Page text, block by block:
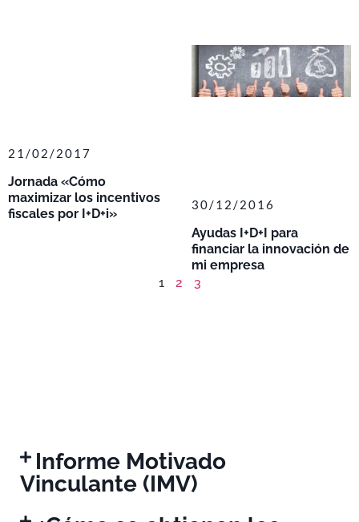
Jornada «Cómo
maximizar los incentivos
fiscales por I+D+i»
21/02/2017
Ayudas I+D+I para
financiar la innovación de
mi empresa
30/12/2016
1 2 3
Informe Motivado
Vinculante (IMV)